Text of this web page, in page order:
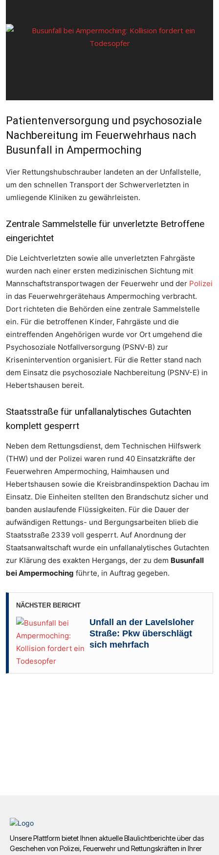
Foto: Kreisfeuerwehrverband Dachau
Patientenversorgung und psychosoziale
Nachbereitung im Feuerwehrhaus nach
Busunfall in Ampermoching
Vier Rettungshubschrauber landeten an der Unfallstelle,
um den schnellen Transport der Schwerverletzten in
umliegende Kliniken zu gewährleisten.
Zentrale Sammelstelle für unverletzte Betroffene
eingerichtet
Die Leichtverletzten sowie alle unverletzten Fahrgäste
wurden nach einer ersten medizinischen Sichtung mit
Mannschaftstransportwagen der Feuerwehr und der Polizei
in das Feuerwehrgerätehaus Ampermoching verbracht.
Dort richteten die Behörden eine zentrale Sammelstelle
ein. Für die betroffenen Kinder, Fahrgäste und die
eintreffenden Angehörigen wurde vor Ort umgehend die
Psychosoziale Notfallversorgung (PSNV-B) zur
Krisenintervention organisiert. Für die Retter stand nach
dem Einsatz die psychosoziale Nachbereitung (PSNV-E) in
Hebertshausen bereit.
Staatsstraße für unfallanalytisches Gutachten
komplett gesperrt
Neben dem Rettungsdienst, dem Technischen Hilfswerk
(THW) und der Polizei waren rund 40 Einsatzkräfte der
Feuerwehren Ampermoching, Haimhausen und
Hebertshausen sowie die Kreisbrandinspektion Dachau im
Einsatz. Die Einheiten stellten den Brandschutz sicher und
banden auslaufende Flüssigkeiten. Für die Dauer der
aufwändigen Rettungs- und Bergungsarbeiten blieb die
Staatsstraße 2339 voll gesperrt. Auf Anordnung der
Staatsanwaltschaft wurde ein unfallanalytisches Gutachten
zur Klärung des exakten Hergangs, der zu dem Busunfall
bei Ampermoching führte, in Auftrag gegeben.
NÄCHSTER BERICHT
Unfall an der Lavelsloher
Straße: Pkw überschlägt
sich mehrfach
Unsere Plattform bietet Ihnen aktuelle Blaulichtberichte über das
Geschehen von Polizei, Feuerwehr und Rettungskräften in Ihrer